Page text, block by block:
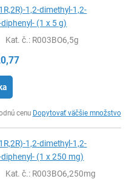
1,2-dimethyl-1,2-
(1 x 5 g)
Kat. č.: R003BO6,5g
cenu Dopytovať väčšie množstvo
1,2-dimethyl-1,2-
(1 x 250 mg)
Kat. č.: R003BO6,250mg